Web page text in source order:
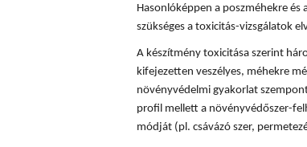
Hasonlóképpen a poszméhekre és
szükséges a toxicitás-vizsgálatok
A készítmény toxicitása szerint
kifejezetten veszélyes, méhekre
növényvédelmi gyakorlat
profil mellett a növényvédőszer-
módját (pl. csávázó szer,